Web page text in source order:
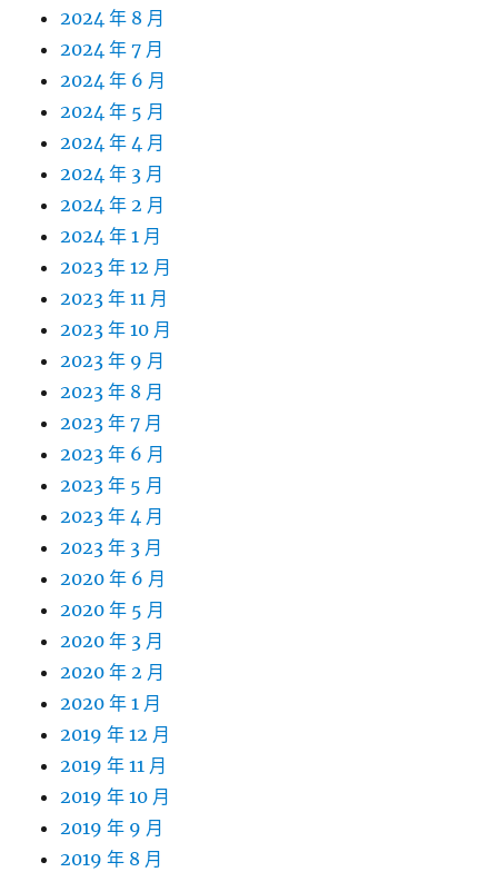
2024 年 8 月
2024 年 7 月
2024 年 6 月
2024 年 5 月
2024 年 4 月
2024 年 3 月
2024 年 2 月
2024 年 1 月
2023 年 12 月
2023 年 11 月
2023 年 10 月
2023 年 9 月
2023 年 8 月
2023 年 7 月
2023 年 6 月
2023 年 5 月
2023 年 4 月
2023 年 3 月
2020 年 6 月
2020 年 5 月
2020 年 3 月
2020 年 2 月
2020 年 1 月
2019 年 12 月
2019 年 11 月
2019 年 10 月
2019 年 9 月
2019 年 8 月